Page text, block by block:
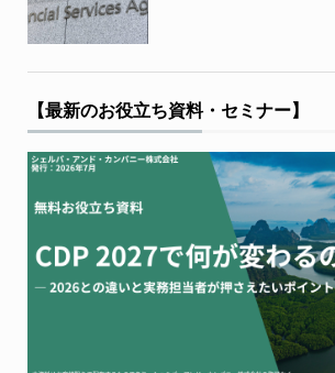
【最新のお役立ち資料・セミナー】